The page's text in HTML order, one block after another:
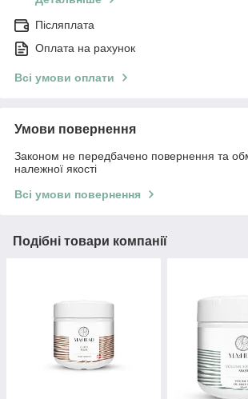
Післяплата
Оплата на рахунок
Всі умови оплати
Умови повернення
Законом не передбачено повернення та
належної якості
Всі умови повернення
Подібні товари компанії